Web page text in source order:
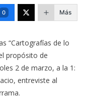
0 Más
“Cartografías de lo
propósito de
2 de marzo, a la 1:
entreviste al